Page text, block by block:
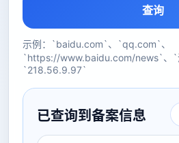
查询
示例：`baidu.com`、`qq.com`、
`https://www.baidu.com/news`、`
`218.56.9.97`
已查询到备案信息